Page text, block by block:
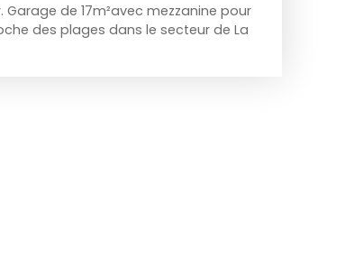
Garage de 17m²avec mezzanine pour
des plages dans le secteur de La